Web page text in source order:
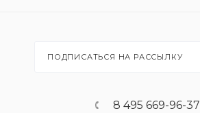
ПОДПИСАТЬСЯ НА РАССЫЛКУ
8 495 669-96-37